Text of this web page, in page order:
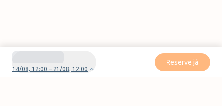
14/08, 12:00 – 21/08, 12:00
Reserve já